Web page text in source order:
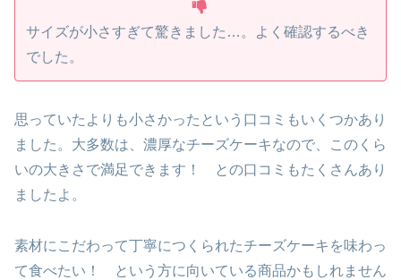
サイズが小さすぎて驚きました…。よく確認するべき
でした。
思っていたよりも小さかったという口コミもいくつかあり
ました。大多数は、濃厚なチーズケーキなので、このくら
いの大きさで満足できます！ との口コミもたくさんあり
ましたよ。
素材にこだわって丁寧につくられたチーズケーキを味わっ
て食べたい！ という方に向いている商品かもしれません